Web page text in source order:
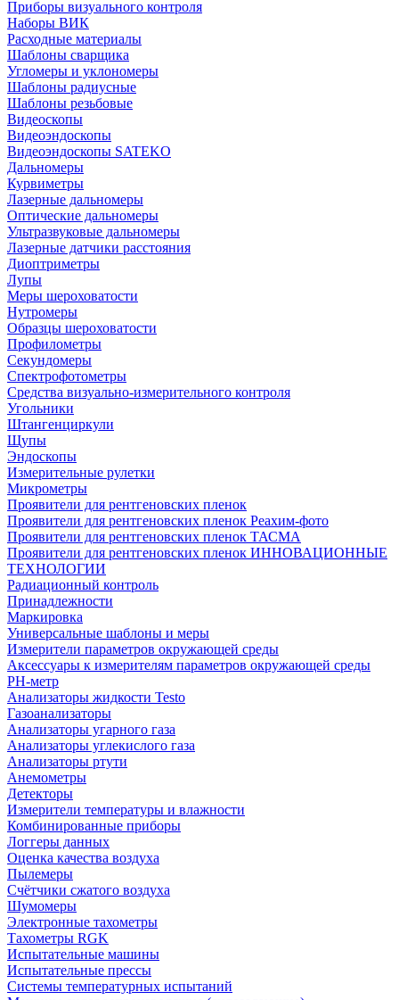
Приборы визуального контроля
Наборы ВИК
Расходные материалы
Шаблоны сварщика
Угломеры и уклономеры
Шаблоны радиусные
Шаблоны резьбовые
Видеоскопы
Видеоэндоскопы
Видеоэндоскопы SATEKO
Дальномеры
Курвиметры
Лазерные дальномеры
Оптические дальномеры
Ультразвуковые дальномеры
Лазерные датчики расстояния
Диоптриметры
Лупы
Меры шероховатости
Нутромеры
Образцы шероховатости
Профилометры
Секундомеры
Спектрофотометры
Средства визуально-измерительного контроля
Угольники
Штангенциркули
Щупы
Эндоскопы
Измерительные рулетки
Микрометры
Проявители для рентгеновских пленок
Проявители для рентгеновских пленок Реахим-фото
Проявители для рентгеновских пленок ТАСМА
Проявители для рентгеновских пленок ИННОВАЦИОННЫЕ
ТЕХНОЛОГИИ
Радиационный контроль
Принадлежности
Маркировка
Универсальные шаблоны и меры
Измерители параметров окружающей среды
Аксессуары к измерителям параметров окружающей среды
PH-метр
Анализаторы жидкости Testo
Газоанализаторы
Анализаторы угарного газа
Анализаторы углекислого газа
Анализаторы ртути
Анемометры
Детекторы
Измерители температуры и влажности
Комбинированные приборы
Логгеры данных
Оценка качества воздуха
Пылемеры
Счётчики сжатого воздуха
Шумомеры
Электронные тахометры
Тахометры RGK
Испытательные машины
Испытательные прессы
Системы температурных испытаний